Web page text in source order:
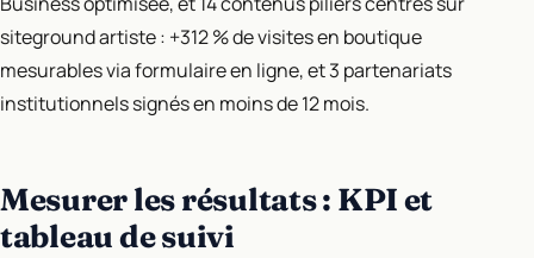
siteground artiste : +312 % de visites en boutique
mesurables via formulaire en ligne, et 3 partenariats
institutionnels signés en moins de 12 mois.
Mesurer les résultats : KPI et
tableau de suivi